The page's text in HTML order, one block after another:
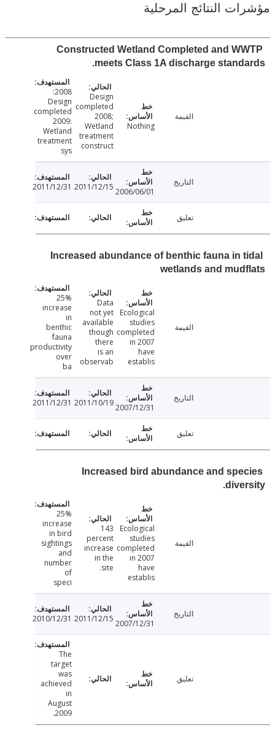
النتائج المرحلية
Constructed Wetland Completed and
meets Class 1A discharge
completed
2008;
Wetland
treatment
construct
Design
completed
2009:
Wetland
treatment
sys
2006/06/01
2011/12/15
2011/12/31
Increased abundance of benthic fauna in
wetlands and
Ecological
completed
Data
not yet
available
though
there
is an
observab
25%
increase
in
benthic
fauna
productivity
over
ba
2007/12/31
2011/10/19
2011/12/31
Increased bird abundance and
Ecological
completed
143
percent
increase
in the
site.
25%
increase
sightings
and
number
of
2007/12/31
2011/12/15
2010/12/31
was
achieved